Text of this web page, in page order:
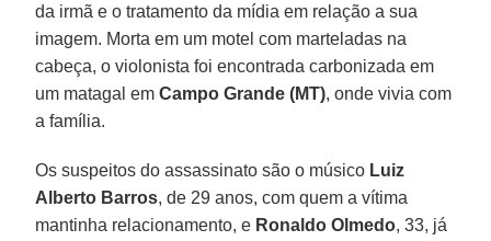
da irmã e o tratamento da mídia em relação a sua
imagem. Morta em um motel com marteladas na
cabeça, o violonista foi encontrada carbonizada em
um matagal emCampo Grande (MT), onde vivia com
a família.
Os suspeitos do assassinato são o músico Luiz
Alberto Barros, de 29 anos, com quem a vítima
mantinha relacionamento, e Ronaldo Olmedo, 33, já